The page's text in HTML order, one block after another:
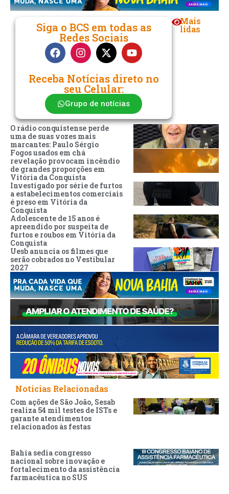
Siga o BCS em todas as
Redes Sociais
Receba Notícias direto no
seu Celular:
Grupo de notícias
Mais
lidas
O rádio conquistense perde
uma de suas vozes mais
marcantes: Paulo Sérgio
Fogos usados em chá
revelação provocam incêndio
de grandes proporções em
Vitória da Conquista
Investigado por série de furtos
a estabelecimentos comerciais
é preso em Vitória da
Conquista
Adolescente de 15 anos é
apreendido por suspeita de
furtos e roubos em Vitória da
Conquista
Uesb anuncia os filmes que
serão cobrados no Vestibular
2027
Noticias Relacionadas
Com ações de São João, Sesab
realiza 54 mil testes de ISTs e
garante atendimentos
relacionados às festas
Bahia sedia congresso
nacional sobre inovação e
fortalecimento da assistência
farmacêutica no SUS